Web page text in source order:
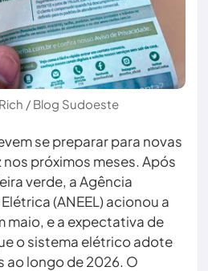
/ Blog Sudoeste
se preparar para novas
próximos meses. Após
verde, a Agência
(ANEEL) acionou a
maio, e a expectativa de
o sistema elétrico adote
ao longo de 2026. O